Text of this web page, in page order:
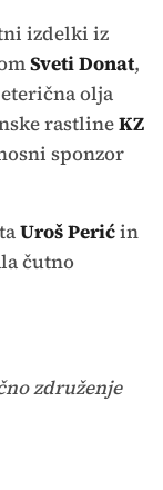
izdelki iz
Sveti Donat,
olja
rastlineKZ
sponzor
Uroš Perićin
čutno
združenje